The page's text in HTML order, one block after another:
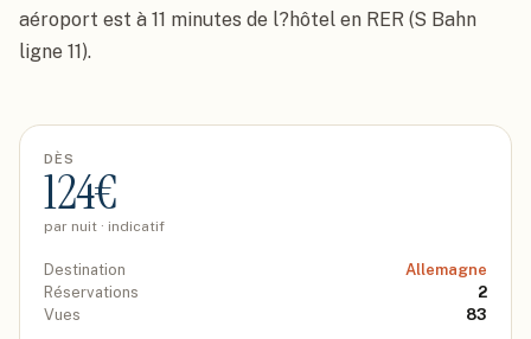
aéroport est à 11 minutes de l?hôtel en RER (S Bahn
ligne 11).
DÈS
124€
par nuit · indicatif
Destination
Allemagne
Réservations
2
Vues
83